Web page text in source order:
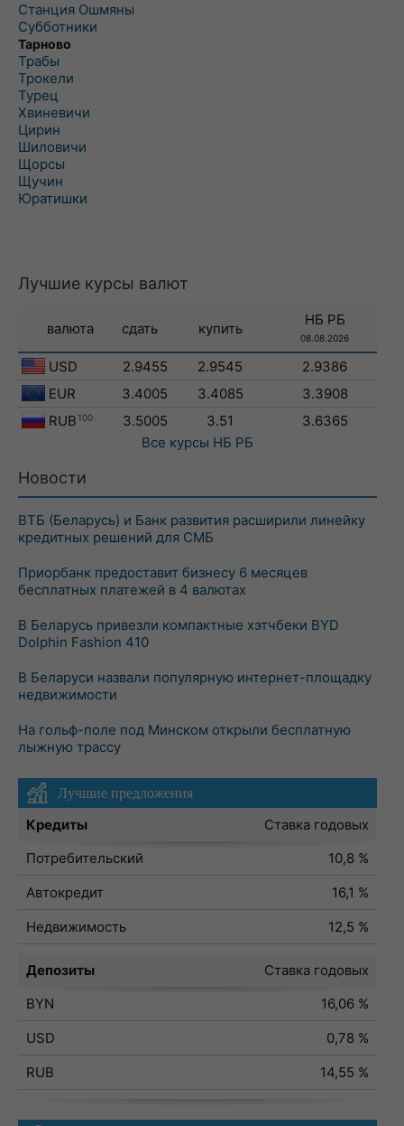
Станция Ошмяны
Субботники
Тарново
Трабы
Трокели
Турец
Хвиневичи
Цирин
Шиловичи
Щорсы
Щучин
Юратишки
Лучшие курсы валют
валюта сдать купить
НБ РБ
08.08.2026
USD 2.9455 2.9545
2.9386
EUR
3.4005 3.4085
3.3908
RUB 100 3.5005 3.51
3.6365
Все курсы НБ РБ
Новости
ВТБ (Беларусь) и Банк развития расширили линейку
кредитных решений для СМБ
Приорбанк предоставит бизнесу 6 месяцев
бесплатных платежей в 4 валютах
В Беларусь привезли компактные хэтчбеки BYD
Dolphin Fashion 410
В Беларуси назвали популярную интернет-площадку
недвижимости
На гольф-поле под Минском открыли бесплатную
лыжную трассу
Лучшие предложения
Кредиты
Ставка годовых
Потребительский
10,8 %
Автокредит
16,1 %
Недвижимость
12,5 %
Депозиты
Ставка годовых
BYN
16,06 %
USD
0,78 %
RUB
14,55 %